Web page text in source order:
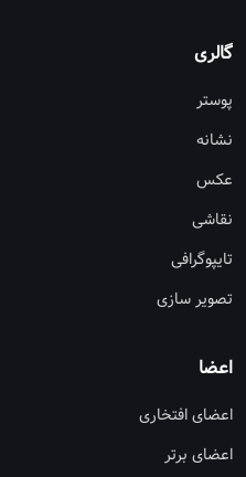
گالری
پوستر
نشانه
عکس
نقاشی
تایپوگرافی
تصویر سازی
اعضا
اعضای افتخاری
اعضای برتر